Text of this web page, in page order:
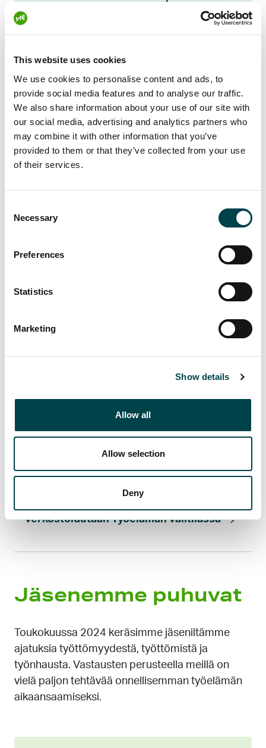
This website uses cookies
We use cookies to personalise content and ads, to
provide social media features and to analyse our traffic.
We also share information about your use of our site with
our social media, advertising and analytics partners who
may combine it with other information that you’ve
provided to them or that they’ve collected from your use
of their services.
Selection
Necessary
Preferences
Statistics
Marketing
Show details
Allow all
Allow selection
Deny
välissä töihin Työelämän välitilaan!Se on
verkostoituminen ja sidosryhmien hallinta,
markkinointi ja brändäys, strateginen
suunnittelu ja analyysi, tiedonhankinta ja
markkinakartoitus sekä haastatteluihin
valmistautuminen. Lisäksi vastaat siitä, että
tietosi ja taitosi ovat ajan tasalla.
Älä piilota tätä Työelämän välitilassa
Verkostoidutaan Työelämän välitilassa
Jäsenemme puhuvat
Toukokuussa 2024 keräsimme jäseniltämme
ajatuksia työttömyydestä, työttömistä ja
työnhausta. Vastausten perusteella meillä on
vielä paljon tehtävää onnellisemman työelämän
aikaansaamiseksi.